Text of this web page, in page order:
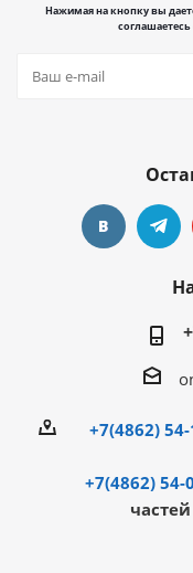
Нажимая на кнопку вы
соглашаетесь
+7(4862)
+7(4862) 54-